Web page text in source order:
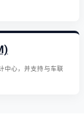
中心，并支持与车联